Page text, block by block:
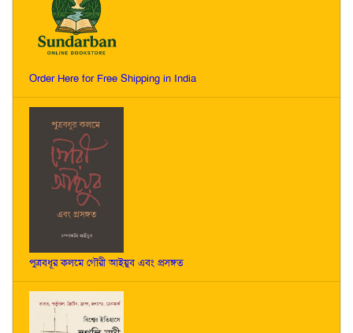
Order Here for Free Shipping in India
পুত্রবধূর কলমে গৌরী আইয়ুব এবং প্রসঙ্গত